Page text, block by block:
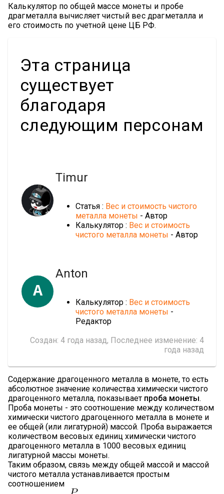
Калькулятор по общей массе монеты и пробе
драгметалла вычисляет чистый вес драгметалла и
его стоимость по учетной цене ЦБ РФ.
Эта страница
существует
благодаря
следующим персонам
Timur
Статья : Вес и стоимость чистого
металла монеты - Автор
Калькулятор : Вес и стоимость
чистого металла монеты - Автор
A
Anton
Калькулятор : Вес и стоимость
чистого металла монеты -
Редактор
Создан: 4 года назад, Последнее изменение: 4
года назад
Содержание драгоценного металла в монете, то есть
абсолютное значение количества химически чистого
драгоценного металла, показывает проба монеты.
Проба монеты - это соотношение между количеством
химически чистого драгоценного металла в монете и
ее общей (или лигатурной) массой. Проба выражается
количеством весовых единиц химически чистого
драгоценного металла в 1000 весовых единиц
лигатурной массы монеты.
Таким образом, связь между общей массой и массой
чистого металла устанавливается простым
соотношением